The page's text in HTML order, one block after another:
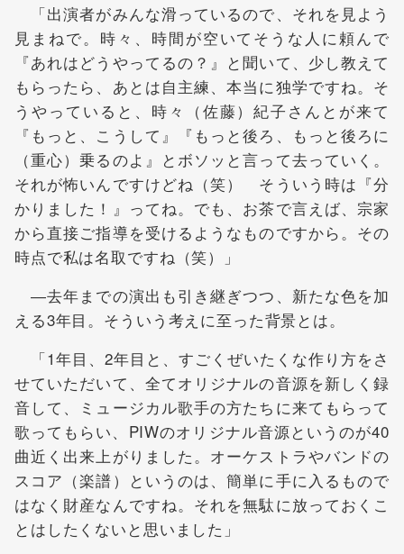
「出演者がみんな滑っているので、それを見よう
見まねで。時々、時間が空いてそうな人に頼んで
『あれはどうやってるの？』と聞いて、少し教えて
もらったら、あとは自主練、本当に独学ですね。そ
うやっていると、時々（佐藤）紀子さんとが来て
『もっと、こうして』『もっと後ろ、もっと後ろに
（重心）乗るのよ』とボソッと言って去っていく。
それが怖いんですけどね（笑） そういう時は『分
かりました！』ってね。でも、お茶で言えば、宗家
から直接ご指導を受けるようなものですから。その
時点で私は名取ですね（笑）」
―去年までの演出も引き継ぎつつ、新たな色を加
える3年目。そういう考えに至った背景とは。
「1年目、2年目と、すごくぜいたくな作り方をさ
せていただいて、全てオリジナルの音源を新しく録
音して、ミュージカル歌手の方たちに来てもらって
歌ってもらい、PIWのオリジナル音源というのが40
曲近く出来上がりました。オーケストラやバンドの
スコア（楽譜）というのは、簡単に手に入るもので
はなく財産なんですね。それを無駄に放っておくこ
とはしたくないと思いました」